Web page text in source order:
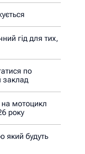
гід для тих,
по
заклад
на мотоцикл
року
який будуть